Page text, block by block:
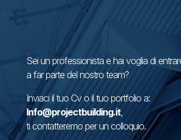
Sei un professionista e hai voglia di entrare
a far parte del nostro team?